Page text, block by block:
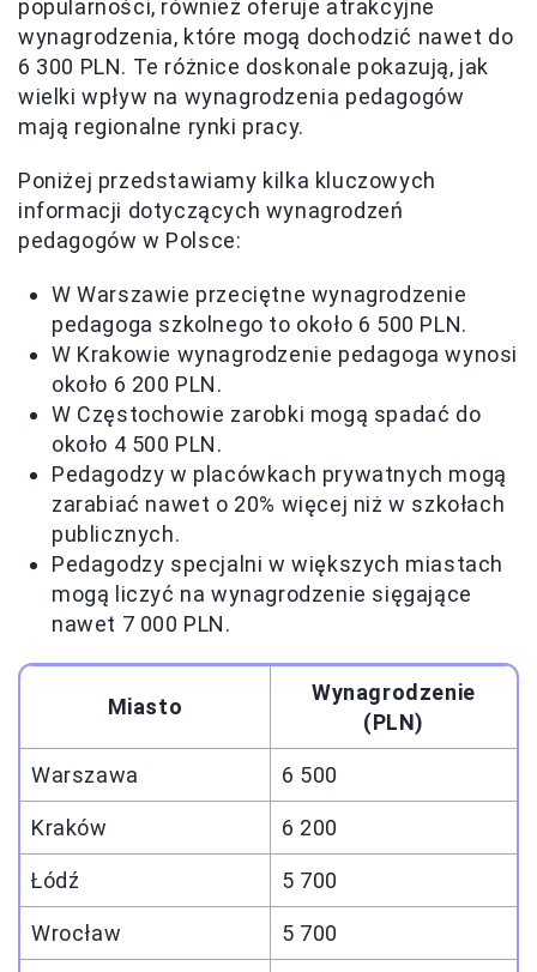
popularności, również oferuje atrakcyjne
wynagrodzenia, które mogą dochodzić nawet do
6 300 PLN. Te różnice doskonale pokazują, jak
wielki wpływ na wynagrodzenia pedagogów
mają regionalne rynki pracy.
Poniżej przedstawiamy kilka kluczowych
informacji dotyczących wynagrodzeń
pedagogów w Polsce:
W Warszawie przeciętne wynagrodzenie
pedagoga szkolnego to około 6 500 PLN.
W Krakowie wynagrodzenie pedagoga wynosi
około 6 200 PLN.
W Częstochowie zarobki mogą spadać do
około 4 500 PLN.
Pedagodzy w placówkach prywatnych mogą
zarabiać nawet o 20% więcej niż w szkołach
publicznych.
Pedagodzy specjalni w większych miastach
mogą liczyć na wynagrodzenie sięgające
nawet 7 000 PLN.
Miasto
Wynagrodzenie
(PLN)
Warszawa 6 500
Kraków 6 200
Łódź 5 700
Wrocław 5 700